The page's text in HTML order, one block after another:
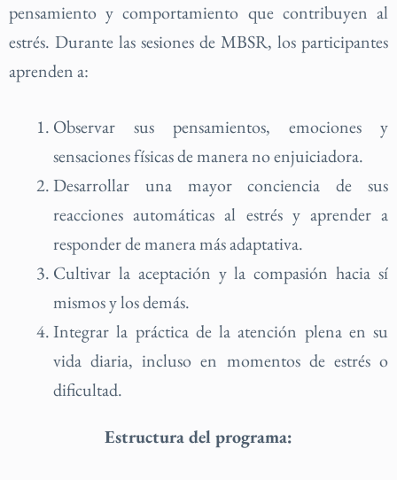
pensamiento y comportamiento que contribuyen al
estrés. Durante las sesiones de MBSR, los participantes
aprenden a:
Observar sus pensamientos, emociones y
sensaciones físicas de manera no enjuiciadora.
Desarrollar una mayor conciencia de sus
reacciones automáticas al estrés y aprender a
responder de manera más adaptativa.
Cultivar la aceptación y la compasión hacia sí
mismos y los demás.
Integrar la práctica de la atención plena en su
vida diaria, incluso en momentos de estrés o
dificultad.
Estructura del programa: